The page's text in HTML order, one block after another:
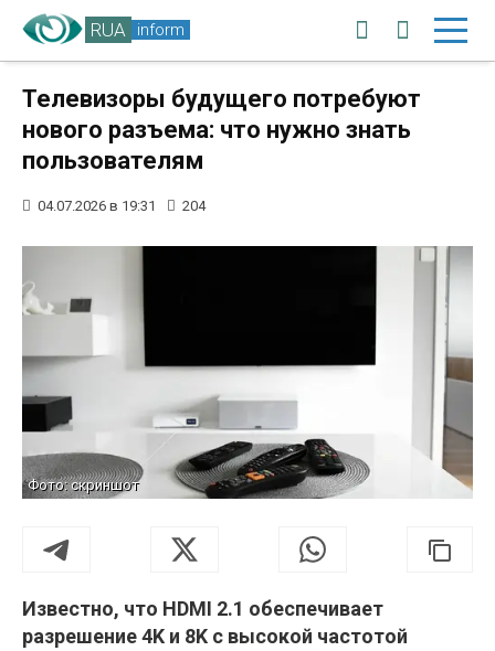
RUA inform
Телевизоры будущего потребуют
нового разъема: что нужно знать
пользователям
04.07.2026 в 19:31 204
Фото: скриншот
Известно, что HDMI 2.1 обеспечивает
разрешение 4K и 8K с высокой частотой